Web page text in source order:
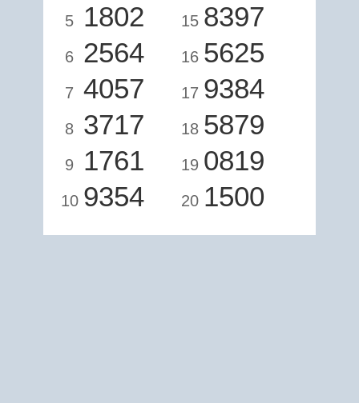
5 1802
6 2564
7 4057
8 3717
9 1761
10 9354
15 8397
16 5625
17 9384
18 5879
19 0819
20 1500